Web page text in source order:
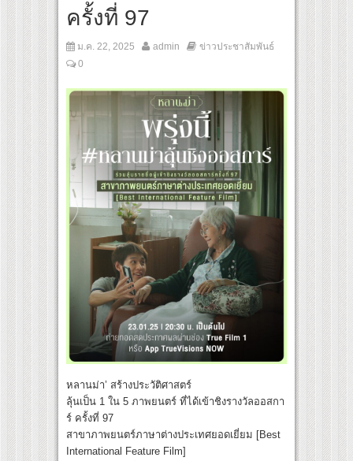
ครั้งที่ 97
ม.ค. 22, 2025 admin
ข่าวประชาสัมพันธ์
0
หลานม่า’ สร้างประวัติศาสตร์
ลุ้นเป็น 1 ใน 5 ภาพยนตร์ ที่ได้เข้าชิงรางวัลออสกา
ร์ ครั้งที่ 97
สาขาภาพยนตร์ภาษาต่างประเทศยอดเยี่ยม [Best
International Feature Film]